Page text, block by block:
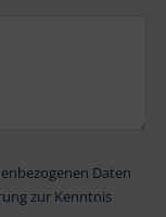
zur Kenntnis